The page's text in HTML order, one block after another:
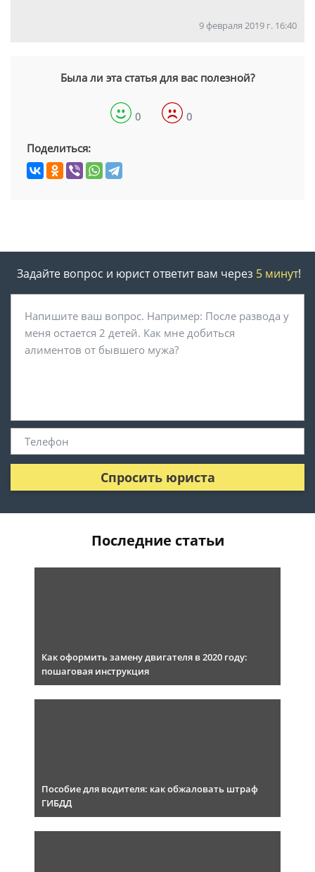
9 февраля 2019 г. 16:40
Была ли эта статья для вас полезной?
0 0
Поделиться:
Задайте вопрос и юрист ответит вам через 5 минут!
Спросить юриста
Последние статьи
Как оформить замену двигателя в 2020 году:
пошаговая инструкция
Пособие для водителя: как обжаловать штраф
ГИБДД